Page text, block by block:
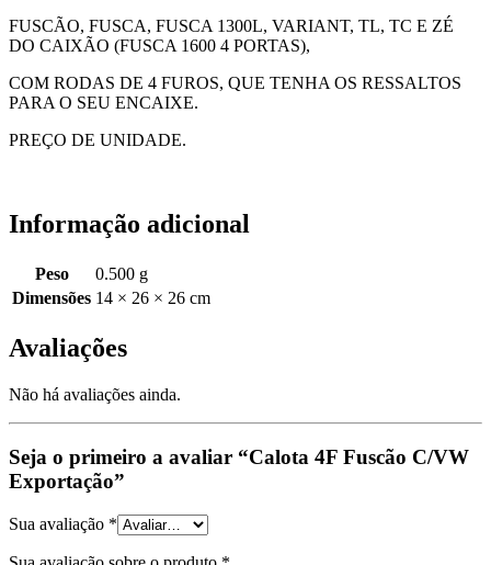
FUSCÃO, FUSCA, FUSCA 1300L, VARIANT, TL, TC E ZÉ
DO CAIXÃO (FUSCA 1600 4 PORTAS),
COM RODAS DE 4 FUROS, QUE TENHA OS RESSALTOS
PARA O SEU ENCAIXE.
PREÇO DE UNIDADE.
Informação adicional
Peso
0.500 g
Dimensões 14 × 26 × 26 cm
Avaliações
Não há avaliações ainda.
Seja o primeiro a avaliar “Calota 4F Fuscão C/VW
Exportação”
Sua avaliação *